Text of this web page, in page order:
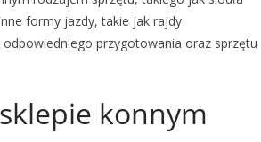
formy jazdy, takie jak rajdy
przygotowania oraz sprzętu
konnym